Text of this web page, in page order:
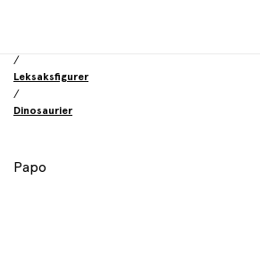
/
Leksaksfigurer
/
Dinosaurier
Papo